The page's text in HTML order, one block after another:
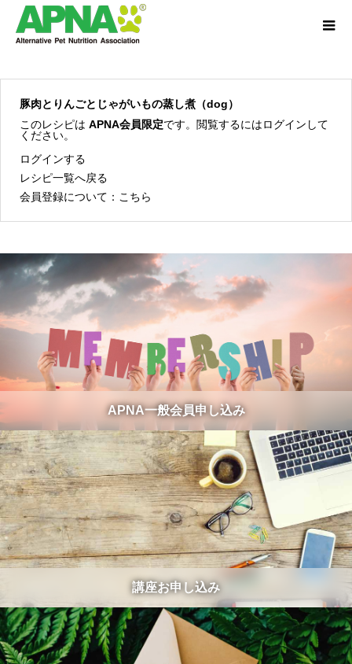
豚肉とりんごとじゃがいもの蒸し煮（dog）
このレシピは APNA会員限定です。閲覧するにはログインして
ください。
ログインする
レシピ一覧へ戻る
会員登録について： こちら
APNA一般会員申し込み
講座お申し込み